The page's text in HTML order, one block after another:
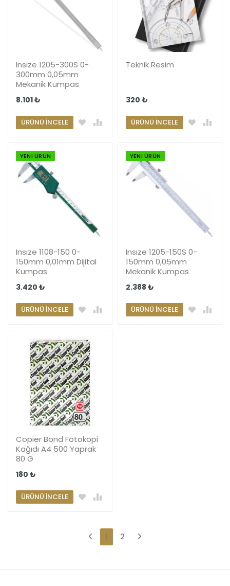
Insıze 1205-300S 0-
300mm 0,05mm
Mekanik Kumpas
8.101 ₺
ÜRÜNÜ İNCELE
Teknik Resim
320 ₺
ÜRÜNÜ İNCELE
YENI ÜRÜN
Insıze 1108-150 0-
150mm 0,01mm Dijital
Kumpas
3.420 ₺
ÜRÜNÜ İNCELE
YENI ÜRÜN
Insıze 1205-150S 0-
150mm 0,05mm
Mekanik Kumpas
2.388 ₺
ÜRÜNÜ İNCELE
Copier Bond Fotokopi
Kağıdı A4 500 Yaprak
80 G
180 ₺
ÜRÜNÜ İNCELE
1 2